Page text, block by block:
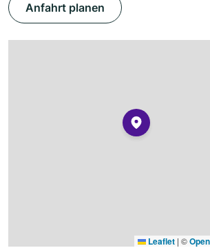
Anfahrt planen
Leaflet | ©